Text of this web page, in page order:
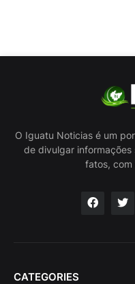
O Iguatu Noticias é um
de divulgar
fatos, com
CATEGORIES